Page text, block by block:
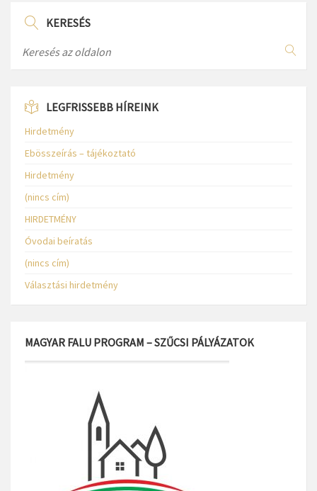
KERESÉS
LEGFRISSEBB HÍREINK
Hirdetmény
Ebösszeírás – tájékoztató
Hirdetmény
(nincs cím)
HIRDETMÉNY
Óvodai beíratás
(nincs cím)
Választási hirdetmény
MAGYAR FALU PROGRAM – SZŰCSI PÁLYÁZATOK